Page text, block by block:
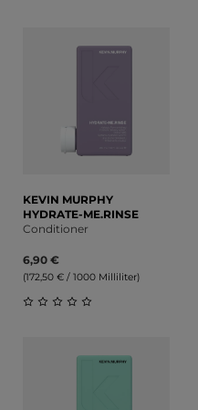
KEVIN MURPHY
HYDRATE-ME.RINSE
Conditioner
6,90 €
(172,50 € / 1000 Milliliter)